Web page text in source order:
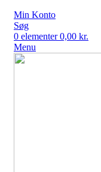
Min Konto
Søg
0 elementer0,00 kr.
Menu